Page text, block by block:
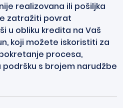
realizovana ili pošiljka
zatražiti povrat
u obliku kredita na Vaš
koji možete iskoristiti za
procesa,
s brojem narudžbe